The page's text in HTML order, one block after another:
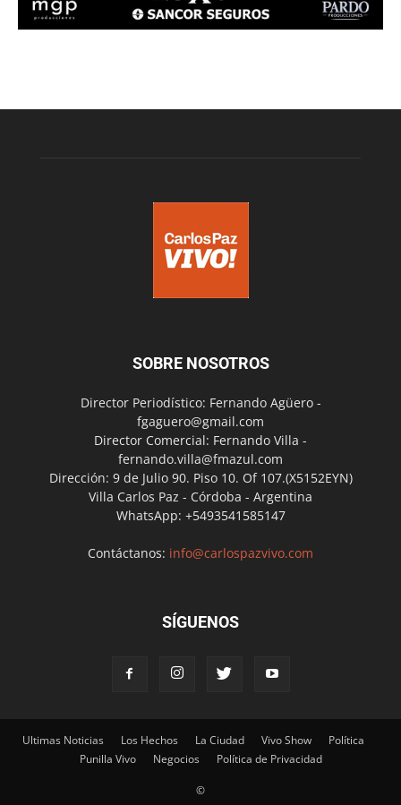
SOBRE NOSOTROS
Director Periodístico: Fernando Agüero -
fgaguero@gmail.com
Director Comercial: Fernando Villa -
fernando.villa@fmazul.com
Dirección: 9 de Julio 90. Piso 10. Of 107.(X5152EYN)
Villa Carlos Paz - Córdoba - Argentina
WhatsApp: +5493541585147
Contáctanos: info@carlospazvivo.com
SÍGUENOS
Ultimas Noticias Los Hechos La Ciudad Vivo Show
Política
Punilla Vivo
Negocios Política de Privacidad
©